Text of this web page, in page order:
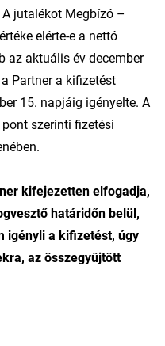
jutalékot Megbízó –
elérte-e a nettó
az aktuális év december
Partner a kifizetést
15. napjáig igényelte. A
szerinti fizetési
kifejezetten elfogadja,
határidőn belül,
igényli a kifizetést, úgy
az összegyűjtött